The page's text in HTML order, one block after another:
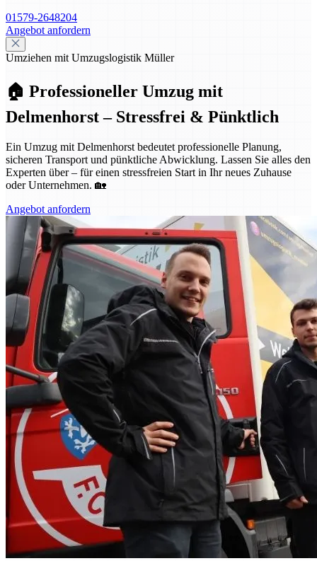
01579-2648204
Angebot anfordern
Umziehen mit Umzugslogistik Müller
🏠 Professioneller Umzug mit
Delmenhorst – Stressfrei & Pünktlich
Ein Umzug mit Delmenhorst bedeutet professionelle Planung,
sicheren Transport und pünktliche Abwicklung. Lassen Sie alles den
Experten über – für einen stressfreien Start in Ihr neues Zuhause
oder Unternehmen. 🏡
Angebot anfordern